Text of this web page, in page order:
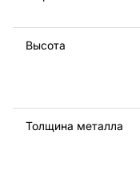
современного
могли
проектом.
Вы можете
коммерческого
готовых изделий,
Подчеркиваем, что
этих
Высота
Толщина металла